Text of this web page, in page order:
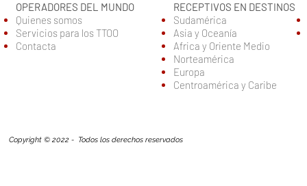
OPERADORES DEL MUNDO
Quienes somos
Servicios para los TTOO
Contacta
RECEPTIVOS EN DESTINOS
Sudamérica
Asia y Oceanía
Africa y Oriente Medio
Norteamérica
Europa
Centroamérica y Caribe
Copyright © 2022 - Todos los derechos reservados